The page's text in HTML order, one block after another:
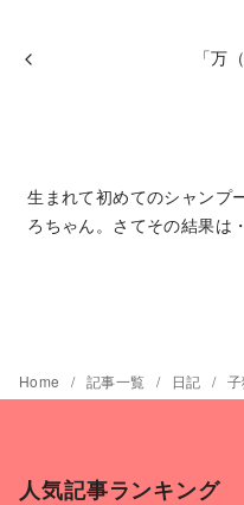
「万
生まれて初めてのシャンプ
ろちゃん。さてその結果は
Home 記事一覧 日記 子
人気記事ランキング